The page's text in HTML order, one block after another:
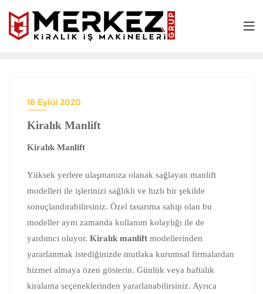
18 Eylül 2020
Kiralık Manlift
Kiralık Manlift
Yüksek yerlere ulaşmanıza olanak sağlayan manlift
modelleri ile işlerinizi sağlıklı ve hızlı bir şekilde
sonuçlandırabilirsiniz. Özel tasarıma sahip olan bu
modeller aynı zamanda kullanım kolaylığı ile de
yardımcı oluyor. Kiralık manlift modellerinden
yararlanmak istediğinizde mutlaka kurumsal firmalardan
hizmet almaya özen gösterin. Günlük veya haftalık
kiralama seçeneklerinden yararlanabilirsiniz. Ayrıca